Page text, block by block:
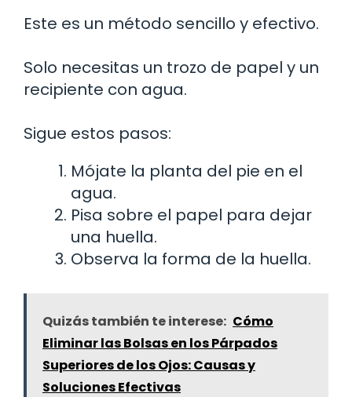
Este es un método sencillo y efectivo.
Solo necesitas un trozo de papel y un
recipiente con agua.
Sigue estos pasos:
Mójate la planta del pie en el
agua.
Pisa sobre el papel para dejar
una huella.
Observa la forma de la huella.
Quizás también te interese: Cómo
Eliminar las Bolsas en los Párpados
Superiores de los Ojos: Causas y
Soluciones Efectivas